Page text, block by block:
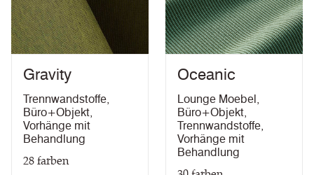
10 Jahre Garantie
IMO FTP Code (Part 8)
(with treatment)
Gravity
Trennwandstoffe,
Büro+Objekt,
Vorhänge mit
Behandlung
28farben
Oceanic
Lounge Moebel ,
Büro+Objekt,
Trennwandstoffe,
Vorhänge mit
Behandlung